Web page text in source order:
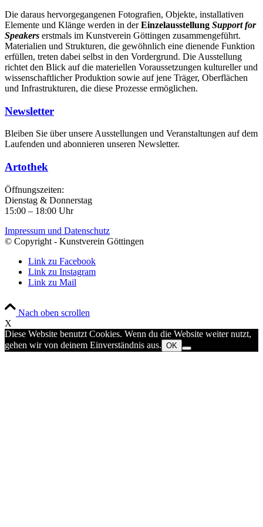
Die daraus hervorgegangenen Fotografien, Objekte, installativen
Elemente und Klänge werden in derEinzelausstellung Support for
Speakers erstmals im Kunstverein Göttingen zusammengeführt.
Materialien und Strukturen, die gewöhnlich eine dienende Funktion
erfüllen, treten dabei selbst in den Vordergrund. Die Ausstellung
richtet den Blick auf die materiellen Voraussetzungen kultureller und
wissenschaftlicher Produktion sowie auf jene Träger, Oberflächen
und Infrastrukturen, die diese Prozesse ermöglichen.
Newsletter
Bleiben Sie über unsere Ausstellungen und Veranstaltungen auf dem
Laufenden und abonnieren unseren Newsletter.
Artothek
Öffnungszeiten:
Dienstag & Donnerstag
15:00 – 18:00 Uhr
Impressum und Datenschutz
© Copyright - Kunstverein Göttingen
Link zu Facebook
Link zu Instagram
Link zu Mail
Nach oben scrollen
X
Diese Website benutzt Cookies. Wenn du die Website weiter nutzt,
gehen wir von deinem Einverständnis aus. OK